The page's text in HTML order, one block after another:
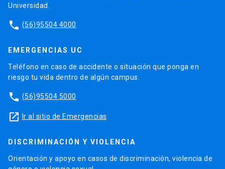
Universidad.
phone (56)95504 4000
EMERGENCIAS UC
Teléfono en caso de accidente o situación que ponga en
riesgo tu vida dentro de algún campus.
phone (56)95504 5000
launch Ir al sitio de Emergencias
DISCRIMINACIÓN Y VIOLENCIA
Orientación y apoyo en casos de discriminación, violencia de